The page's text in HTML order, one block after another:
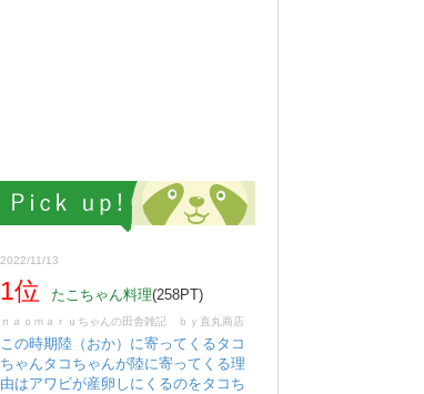
2022/11/13
1位 たこちゃん料理(258PT)
ｎａｏｍａｒｕちゃんの田舎雑記 ｂｙ直丸商店
この時期陸（おか）に寄ってくるタコ
ちゃんタコちゃんが陸に寄ってくる理
由はアワビが産卵しにくるのをタコち